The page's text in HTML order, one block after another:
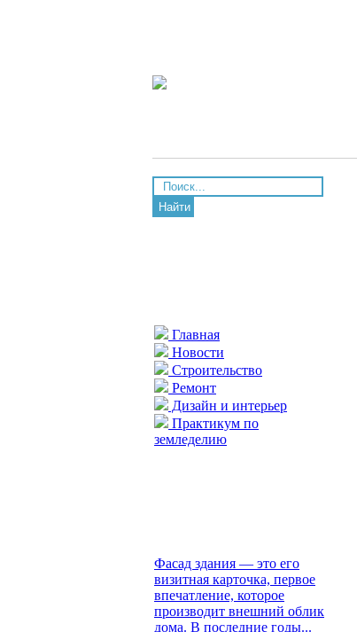
Найти
Главная
Новости
Строительство
Ремонт
Дизайн и интерьер
Практикум по
земледелию
Фасад здания — это его
визитная карточка, первое
впечатление, которое
производит внешний облик
дома. В последние годы...